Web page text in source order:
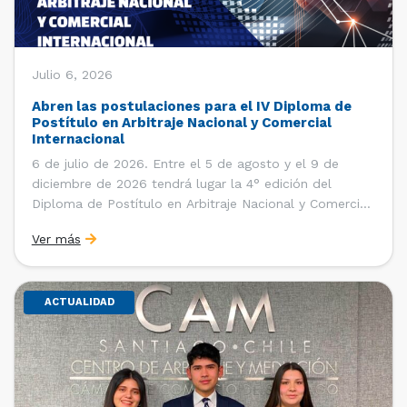
Julio 6, 2026
Abren las postulaciones para el IV Diploma de
Postítulo en Arbitraje Nacional y Comercial
Internacional
6 de julio de 2026. Entre el 5 de agosto y el 9 de
diciembre de 2026 tendrá lugar la 4° edición del
Diploma de Postítulo en Arbitraje Nacional y Comercial
Derecho Internacional de la Facultad de Derecho de la
Universidad de Chile y […]
Ver más
ACTUALIDAD